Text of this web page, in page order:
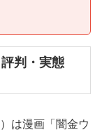
判・実態
は漫画「闇金ウ